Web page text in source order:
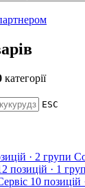
категорії
ESC
· 2 групи
позицій · 1
10 позицій